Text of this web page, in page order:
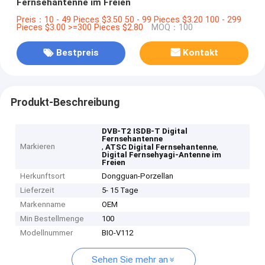
Fernsehantenne im Freien
Preis：10 - 49 Pieces $3.50 50 - 99 Pieces $3.20 100 - 299
Pieces $3.00 >=300 Pieces $2.80 MOQ：100
Bestpreis Kontakt
Produkt-Beschreibung
Markieren
DVB-T2 ISDB-T Digital
Fernsehantenne
,ATSC Digital Fernsehantenne,
Digital Fernsehyagi-Antenne im
Freien
Herkunftsort
Dongguan-Porzellan
Lieferzeit
5- 15 Tage
Markenname
OEM
Min Bestellmenge
100
Modellnummer
BIO-V112
Sehen Sie mehr an